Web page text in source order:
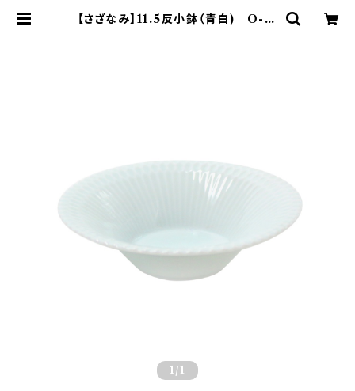
【さざなみ】11.5反小鉢（青白) O-M
1 /1